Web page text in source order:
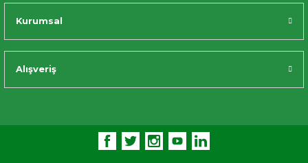
Kurumsal
Alışveriş